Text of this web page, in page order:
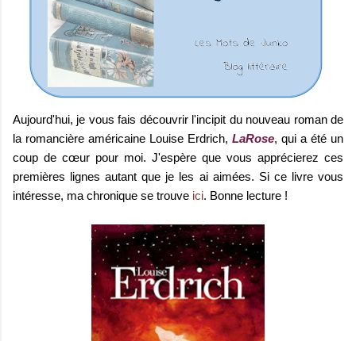
Aujourd'hui, je vous fais découvrir l'incipit du nouveau roman de
la romancière américaine Louise Erdrich, LaRose, qui a été un
coup de cœur pour moi. J'espère que vous apprécierez ces
premières lignes autant que je les ai aimées. Si ce livre vous
intéresse, ma chronique se trouve ici. Bonne lecture !